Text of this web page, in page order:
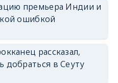
премьера Индии и
ошибкой
рассказал,
добраться в Сеуту